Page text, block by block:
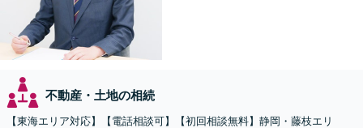
不動産・土地の相続
【東海エリア対応】【電話相談可】【初回相談無料】静岡・藤枝エリ